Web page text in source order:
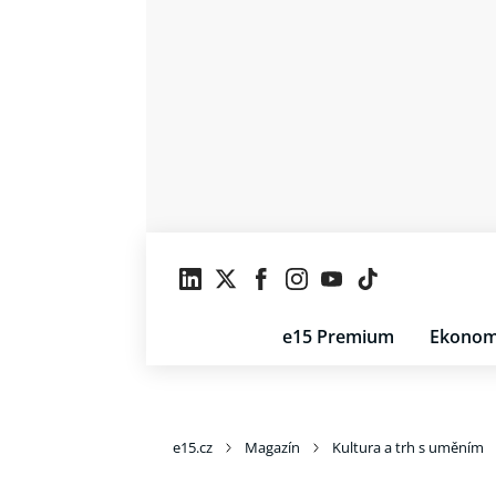
e15 Premium
e15.cz Magazín Kultura a trh s uměním